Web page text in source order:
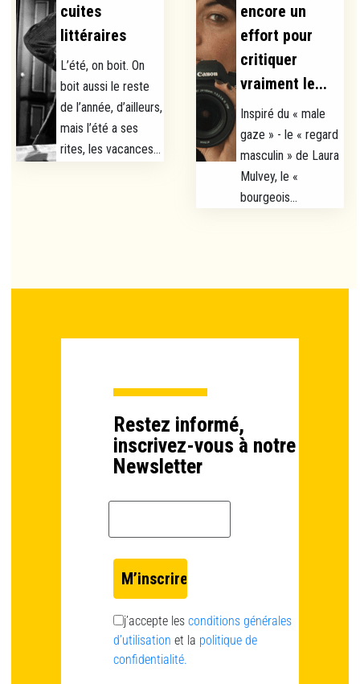
cuites
littéraires
L’été, on boit. On
boit aussi le reste
de l’année, d’ailleurs,
mais l’été a ses
rites, les vacances...
encore un
effort pour
critiquer
vraiment le...
Inspiré du « male
gaze » - le « regard
masculin » de Laura
Mulvey, le «
bourgeois...
Restez informé,
inscrivez-vous à notre
Newsletter
j’accepte les conditions générales
d’utilisation et la politique de
confidentialité.